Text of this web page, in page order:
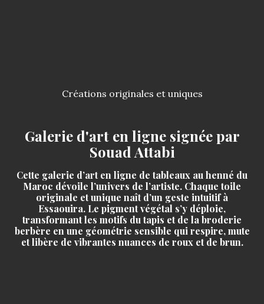
Créations originales et uniques
Galerie d'art en ligne signée par
Souad Attabi
Cette galerie d’art en ligne de tableaux au henné du
Maroc dévoile l’univers de l’artiste. Chaque toile
originale et unique naît d’un geste intuitif à
Essaouira. Le pigment végétal s’y déploie,
transformant les motifs du tapis et de la broderie
berbère en une géométrie sensible qui respire, mute
et libère de vibrantes nuances de roux et de brun.